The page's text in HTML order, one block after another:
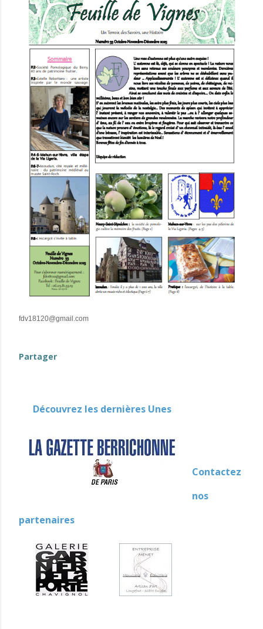
fdv18120@gmail.com
Partager
Découvrez les dernières Unes
Contactez
nos
partenaires